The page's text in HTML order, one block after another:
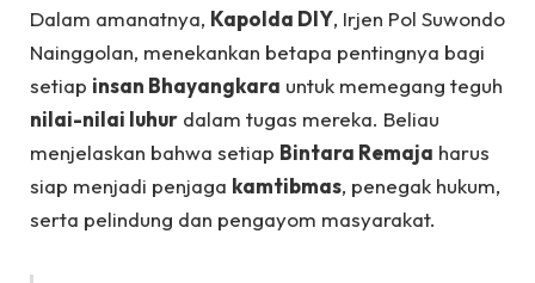
Dalam amanatnya, Kapolda DIY, Irjen Pol Suwondo
Nainggolan, menekankan betapa pentingnya bagi
setiap insan Bhayangkara untuk memegang teguh
nilai-nilai luhur dalam tugas mereka. Beliau
menjelaskan bahwa setiap Bintara Remaja harus
siap menjadi penjaga kamtibmas, penegak hukum,
serta pelindung dan pengayom masyarakat.